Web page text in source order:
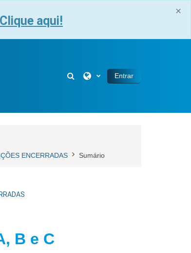
×
Clique aqui!
Alternar entrada de pesquisa
Entrar
ENCERRADAS Sumário
A, B e C